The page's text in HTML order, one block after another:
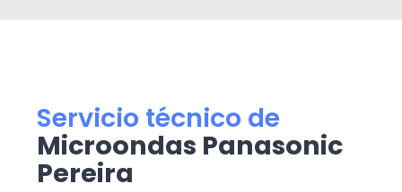
Servicio técnico de
Microondas Panasonic
Pereira